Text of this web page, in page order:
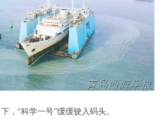
，“科学一号”缓缓驶入码头。